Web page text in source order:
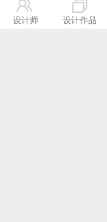
设计师 设计作品